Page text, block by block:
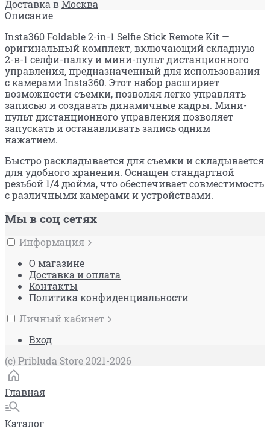
Доставка вМосква
Описание
​Insta360 Foldable 2-in-1 Selfie Stick Remote Kit —
оригинальный комплект, включающий складную
2-в-1 селфи-палку и мини-пульт дистанционного
управления, предназначенный для использования
с камерами Insta360. Этот набор расширяет
возможности съемки, позволяя легко управлять
записью и создавать динамичные кадры.​ Мини-
пульт дистанционного управления позволяет
запускать и останавливать запись одним
нажатием.
Быстро раскладывается для съемки и складывается
для удобного хранения. ​ Оснащен стандартной
резьбой 1/4 дюйма, что обеспечивает совместимость
с различными камерами и устройствами.
Мы в соц сетях
Информация
О магазине
Доставка и оплата
Контакты
Политика конфиденциальности
Личный кабинет
Вход
(c) Pribluda Store 2021-2026
Главная
Каталог